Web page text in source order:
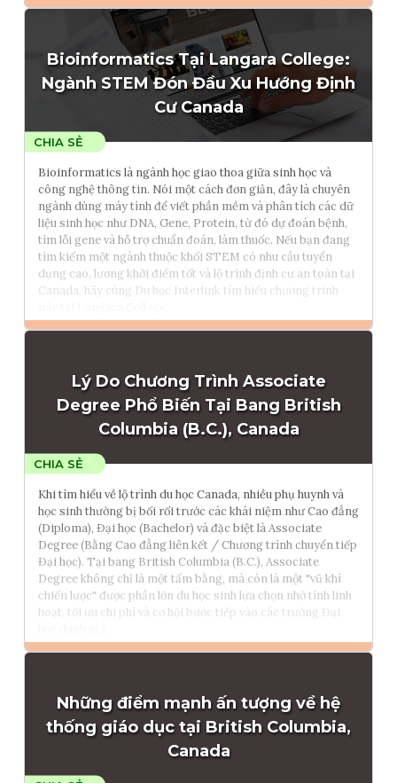
Đọc thêm
Tham vấn Interlink
Bioinformatics Tại Langara College:
Ngành STEM Đón Đầu Xu Hướng Định
Cư Canada
Bioinformatics là ngành học giao thoa giữa sinh học và
công nghệ thông tin. Nói một cách đơn giản, đây là chuyên
ngành dùng máy tính để viết phần mềm và phân tích các dữ
liệu sinh học như DNA, Gene, Protein, từ đó dự đoán bệnh,
tìm lỗi gene và hỗ trợ chuẩn đoán, làm thuốc. Nếu bạn đang
tìm kiếm một ngành thuộc khối STEM có nhu cầu tuyển
dụng cao, lương khởi điểm tốt và lộ trình định cư an toàn tại
Canada, hãy cùng Du học Interlink tìm hiểu chương trình
Tham vấn Interlink
Lý Do Chương Trình Associate
Degree Phổ Biến Tại Bang British
Columbia (B.C.), Canada
Khi tìm hiểu về lộ trình du học Canada, nhiều phụ huynh và
học sinh thường bị bối rối trước các khái niệm như Cao đẳng
(Diploma), Đại học (Bachelor) và đặc biệt là Associate
Degree (Bằng Cao đẳng liên kết / Chương trình chuyển tiếp
Đại học). Tại bang British Columbia (B.C.), Associate
Degree không chỉ là một tấm bằng, mà còn là một "vũ khí
chiến lược" được phần lớn du học sinh lựa chọn nhờ tính linh
hoạt, tối ưu chi phí và cơ hội bước tiếp vào các trường Đại
Tham vấn Interlink
Những điểm mạnh ấn tượng về hệ
thống giáo dục tại British Columbia,
Canada